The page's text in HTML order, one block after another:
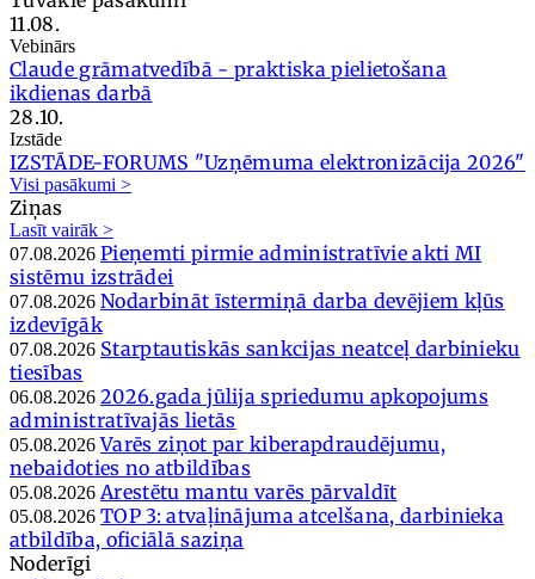
11.08.
Vebinārs
Claude grāmatvedībā - praktiska pielietošana
ikdienas darbā
28.10.
Izstāde
IZSTĀDE-FORUMS "Uzņēmuma elektronizācija 2026"
Visi pasākumi >
Ziņas
Lasīt vairāk >
07.08.2026 Pieņemti pirmie administratīvie akti MI
sistēmu izstrādei
07.08.2026 Nodarbināt īstermiņā darba devējiem kļūs
izdevīgāk
07.08.2026 Starptautiskās sankcijas neatceļ darbinieku
tiesības
06.08.2026 2026.gada jūlija spriedumu apkopojums
administratīvajās lietās
05.08.2026 Varēs ziņot par kiberapdraudējumu,
nebaidoties no atbildības
05.08.2026 Arestētu mantu varēs pārvaldīt
05.08.2026 TOP 3: atvaļinājuma atcelšana, darbinieka
atbildība, oficiālā saziņa
Noderīgi